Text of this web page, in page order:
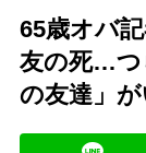
65歳オバ
友の死…つ
の友達」